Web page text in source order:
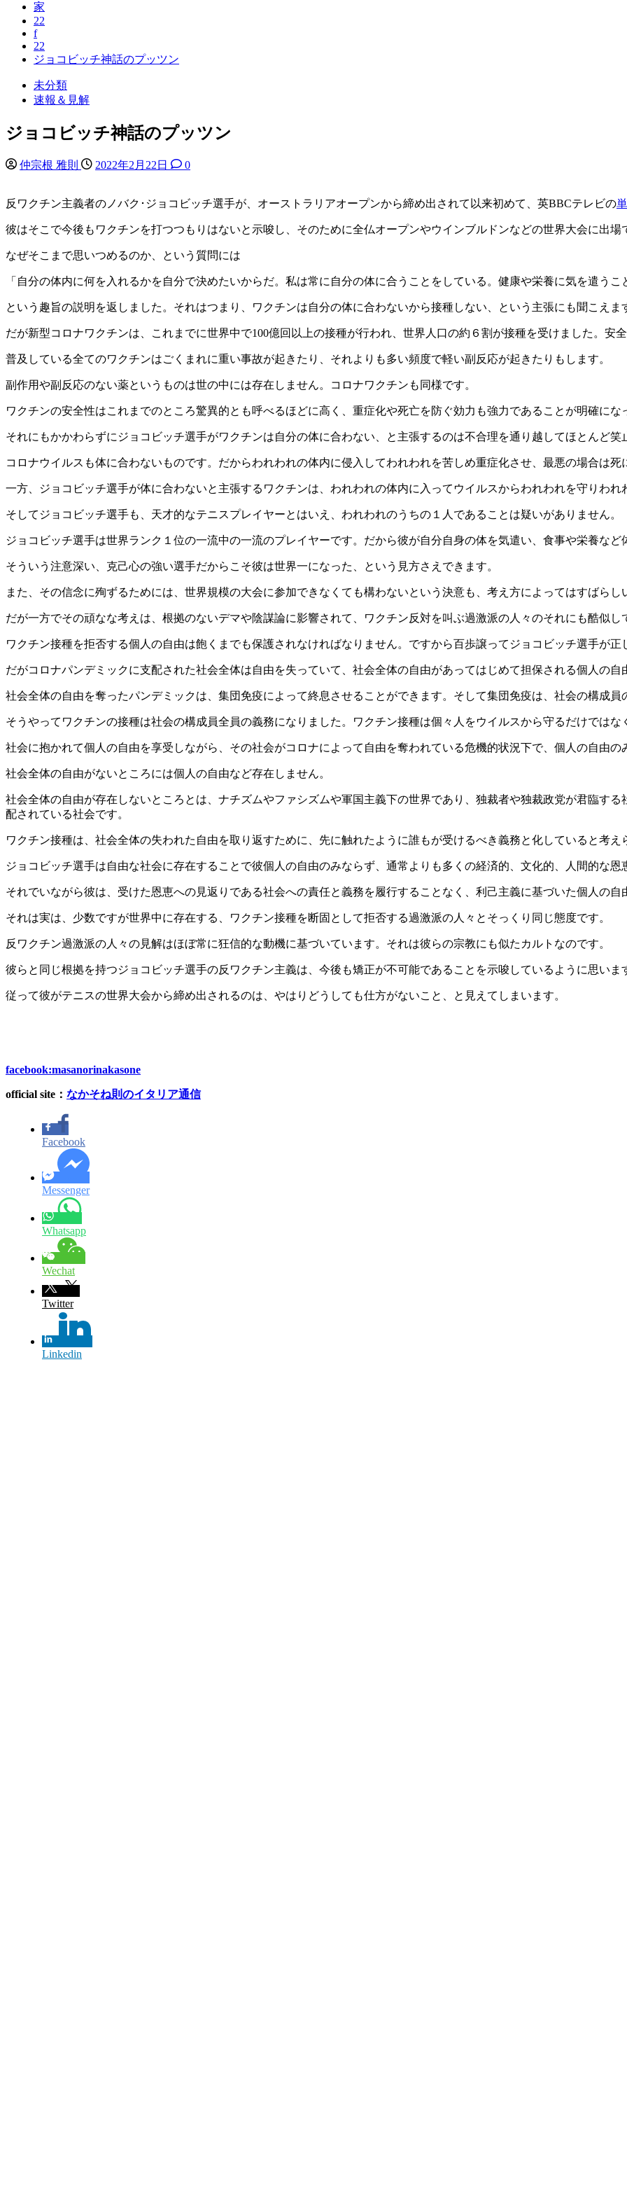
家
22
f
22
ジョコビッチ神話のプッツン
未分類
速報＆見解
ジョコビッチ神話のプッツン
仲宗根 雅則 2022年2月22日 0
反ワクチン主義者のノバク･ジョコビッチ選手が、オーストラリアオープンから締め出されて以来初めて、英BBCテレビの
彼はそこで今後もワクチンを打つつもりはないと示唆し、そのために全仏オープンやウインブルドンなどの世界大会に出
なぜそこまで思いつめるのか、という質問には
「自分の体内に何を入れるかを自分で決めたいからだ。私は常に自分の体に合うことをしている。健康や栄養に気を遣う
という趣旨の説明を返しました。それはつまり、ワクチンは自分の体に合わないから接種しない、という主張にも聞こえま
だが新型コロナワクチンは、これまでに世界中で100億回以上の接種が行われ、世界人口の約６割が接種を受けました。安
普及している全てのワクチンはごくまれに重い事故が起きたり、それよりも多い頻度で軽い副反応が起きたりもします。
副作用や副反応のない薬というものは世の中には存在しません。コロナワクチンも同様です。
ワクチンの安全性はこれまでのところ驚異的とも呼べるほどに高く、重症化や死亡を防ぐ効力も強力であることが明確にな
それにもかかわらずにジョコビッチ選手がワクチンは自分の体に合わない、と主張するのは不合理を通り越してほとんど笑
コロナウイルスも体に合わないものです。だからわれわれの体内に侵入してわれわれを苦しめ重症化させ、最悪の場合は死
一方、ジョコビッチ選手が体に合わないと主張するワクチンは、われわれの体内に入ってウイルスからわれわれを守りわれ
そしてジョコビッチ選手も、天才的なテニスプレイヤーとはいえ、われわれのうちの１人であることは疑いがありません。
ジョコビッチ選手は世界ランク１位の一流中の一流のプレイヤーです。だから彼が自分自身の体を気遣い、食事や栄養な
そういう注意深い、克己心の強い選手だからこそ彼は世界一になった、という見方さえできます。
また、その信念に殉ずるためには、世界規模の大会に参加できなくても構わないという決意も、考え方によってはすばらし
だが一方でその頑なな考えは、根拠のないデマや陰謀論に影響されて、ワクチン反対を叫ぶ過激派の人々のそれにも酷似し
ワクチン接種を拒否する個人の自由は飽くまでも保護されなければなりません。ですから百歩譲ってジョコビッチ選手が正
だがコロナパンデミックに支配された社会全体は自由を失っていて、社会全体の自由があってはじめて担保される個人の自
社会全体の自由を奪ったパンデミックは、集団免疫によって終息させることができます。そして集団免疫は、社会の構成
そうやってワクチンの接種は社会の構成員全員の義務になりました。ワクチン接種は個々人をウイルスから守るだけでは
社会に抱かれて個人の自由を享受しながら、その社会がコロナによって自由を奪われている危機的状況下で、個人の自由
社会全体の自由がないところには個人の自由など存在しません。
社会全体の自由が存在しないところとは、ナチズムやファシズムや軍国主義下の世界であり、独裁者や独裁政党が君臨す
配されている社会です。
ワクチン接種は、社会全体の失われた自由を取り返すために、先に触れたように誰もが受けるべき義務と化していると考え
ジョコビッチ選手は自由な社会に存在することで彼個人の自由のみならず、通常よりも多くの経済的、文化的、人間的な
それでいながら彼は、受けた恩恵への見返りである社会への責任と義務を履行することなく、利己主義に基づいた個人の
それは実は、少数ですが世界中に存在する、ワクチン接種を断固として拒否する過激派の人々とそっくり同じ態度です。
反ワクチン過激派の人々の見解はほぼ常に狂信的な動機に基づいています。それは彼らの宗教にも似たカルトなのです。
彼らと同じ根拠を持つジョコビッチ選手の反ワクチン主義は、今後も矯正が不可能であることを示唆しているように思いま
従って彼がテニスの世界大会から締め出されるのは、やはりどうしても仕方がないこと、と見えてしまいます。
facebook:masanorinakasone
official site： なかそね則のイタリア通信
Facebook
Messenger
Whatsapp
Wechat
Twitter
Linkedin